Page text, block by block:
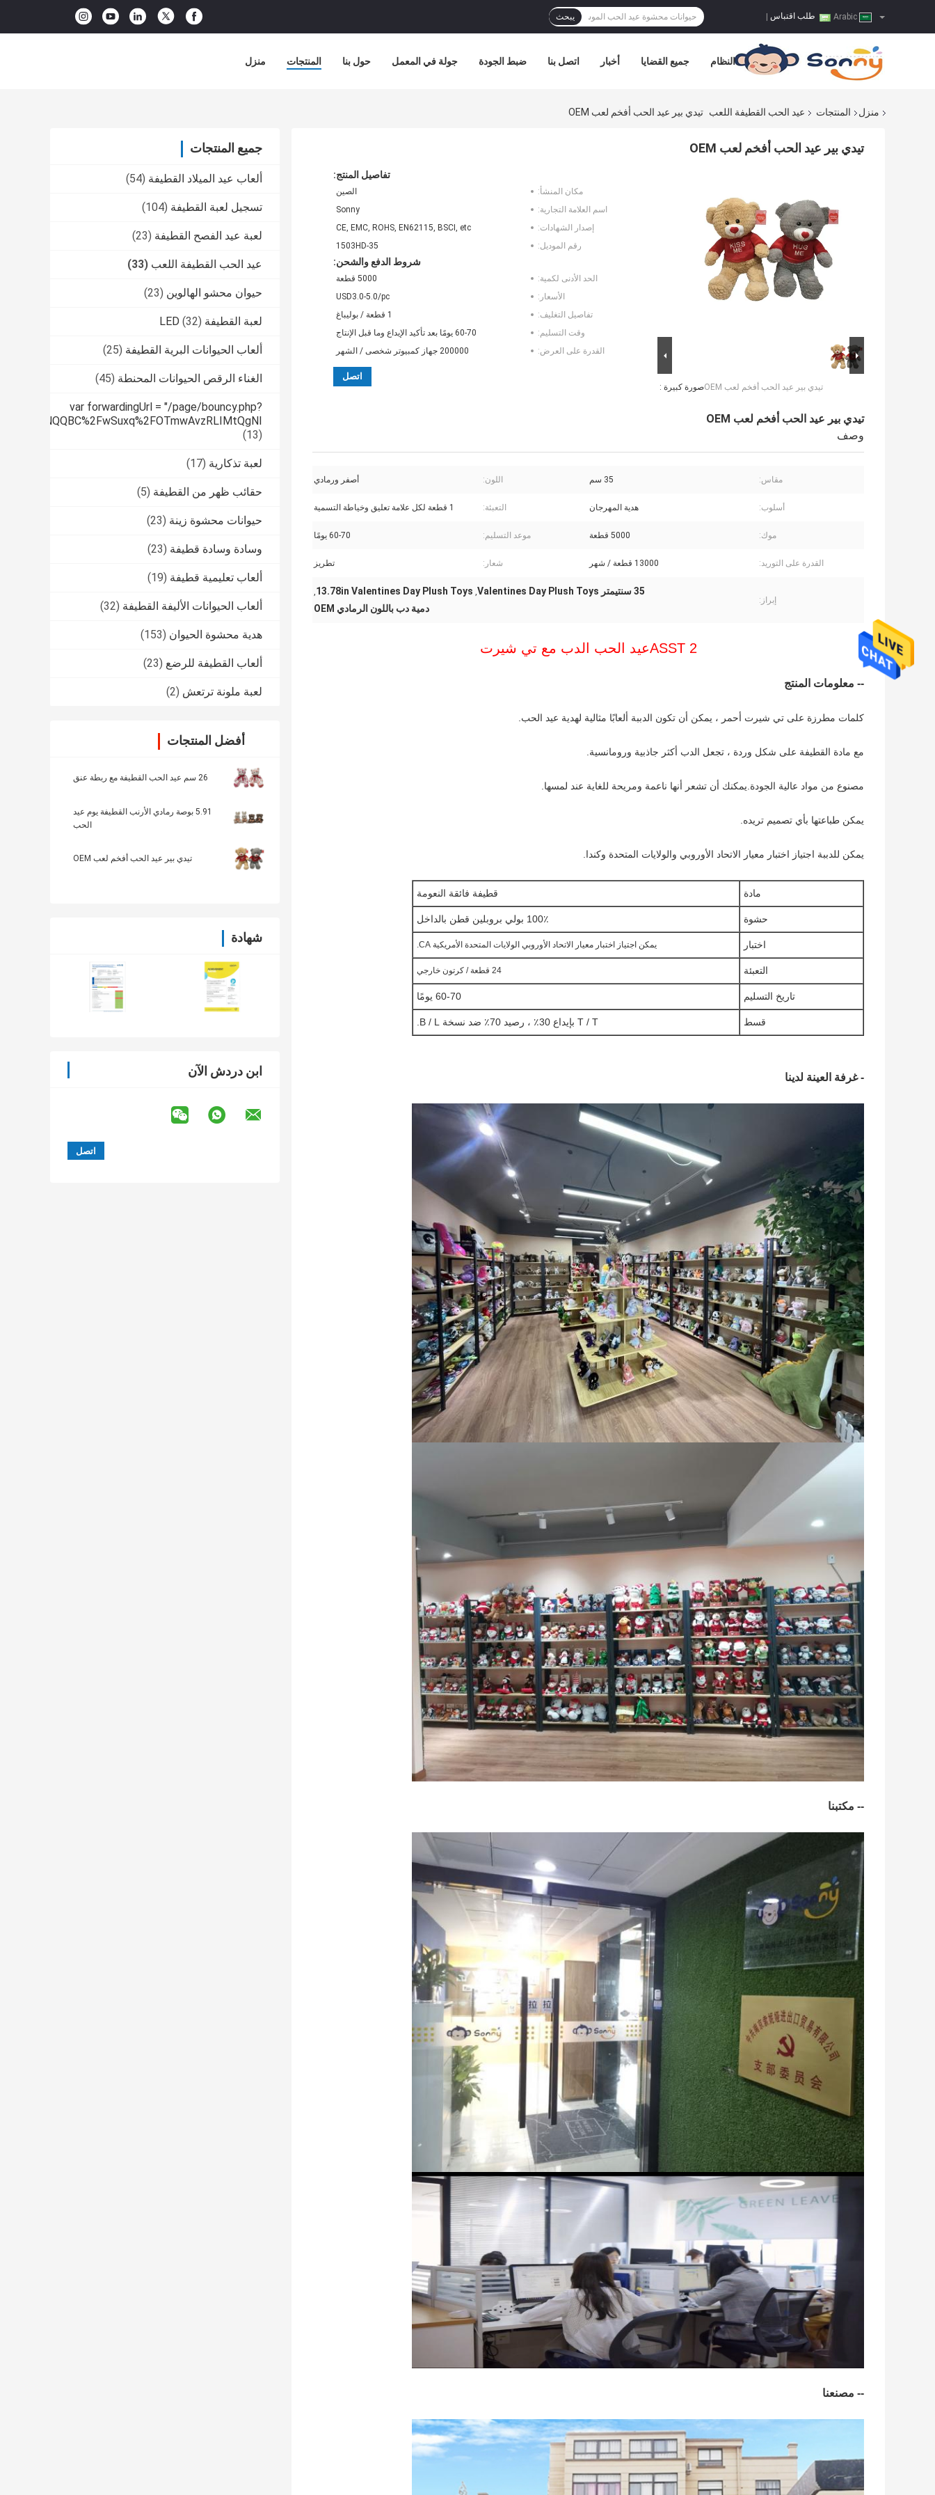
طلب اقتباس يبحث
منزل المنتجات حول بنا جولة في المعمل ضبط الجودة اتصل بنا أخبار جميع القضايا النظام
منزل المنتجات عيد الحب القطيفة اللعب تيدي بير عيد الحب أفخم لعب OEM
جميع المنتجات
ألعاب عيد الميلاد القطيفة (54)
تسجيل لعبة القطيفة (104)
لعبة عيد الفصح القطيفة (23)
عيد الحب القطيفة اللعب (33)
حيوان محشو الهالوين (23)
لعبة القطيفة LED (32)
ألعاب الحيوانات البرية القطيفة (25)
الغناء الرقص الحيوانات المحنطة (45)
var forwardingUrl = "/page/bouncy.php?
(13)
لعبة تذكارية (17)
حقائب ظهر من القطيفة (5)
حيوانات محشوة زينة (23)
وسادة وسادة قطيفة (23)
ألعاب تعليمية قطيفة (19)
ألعاب الحيوانات الأليفة القطيفة (32)
هدية محشوة الحيوان (153)
ألعاب القطيفة للرضع (23)
لعبة ملونة ترتعش (2)
أفضل المنتجات
26 سم عيد الحب القطيفة مع ربطة عنق
5.91 بوصة رمادي الأرنب القطيفة يوم عيد
الحب
تيدي بير عيد الحب أفخم لعب OEM
شهادة
ابن دردش الآن
تيدي بير عيد الحب أفخم لعب OEM
صورة كبيرة : تيدي بير عيد الحب أفخم لعب OEM
تفاصيل المنتج:
مكان المنشأ:
الصين
اسم العلامة التجارية:
Sonny
إصدار الشهادات:
CE, EMC, ROHS, EN62115, BSCI, etc
رقم الموديل:
1503HD-35
شروط الدفع والشحن:
الحد الأدنى لكمية:
5000 قطعة
الأسعار:
USD3.0-5.0/pc
تفاصيل التغليف:
1 قطعة / بوليباغ
وقت التسليم:
60-70 يومًا بعد تأكيد الإيداع وما قبل الإنتاج
القدرة على العرض:
200000 جهاز كمبيوتر شخصى / الشهر
اتصل
تيدي بير عيد الحب أفخم لعب OEM
وصف
مقاس: 35 سم اللون: أصفر ورمادي
أسلوب: هدية المهرجان التعبئة: 1 قطعة لكل علامة تعليق وخياطة التسمية
موك: 5000 قطعة موعد التسليم: 60-70 يومًا
القدرة على التوريد: 13000 قطعة / شهر شعار: تطريز
إبراز:
35 سنتيمتر Valentines Day Plush Toys ,
13.78in Valentines Day Plush Toys
,
دمية دب باللون الرمادي OEM
2 ASST عيد الحب الدب مع تي شيرت
-- معلومات المنتج
كلمات مطرزة على تي شيرت أحمر ، يمكن أن تكون الدببة ألعابًا مثالية لهدية عيد الحب.
مع مادة القطيفة على شكل وردة ، تجعل الدب أكثر جاذبية ورومانسية.
مصنوع من مواد عالية الجودة.يمكنك أن تشعر أنها ناعمة ومريحة للغاية عند لمسها.
يمكن طباعتها بأي تصميم تريده.
يمكن للدببة اجتياز اختبار معيار الاتحاد الأوروبي والولايات المتحدة وكندا.
مادة قطيفة فائقة النعومة
حشوة 100٪ بولي بروبلين قطن بالداخل
اختبار يمكن اجتياز اختبار معيار الاتحاد الأوروبي الولايات المتحدة الأمريكية CA.
التعبئة 24 قطعة / كرتون خارجي
تاريخ التسليم 60-70 يومًا
قسط T / T بإيداع 30٪ ، رصيد 70٪ ضد نسخة B / L.
- غرفة العينة لدينا
-- مكتبنا
-- مصنعنا